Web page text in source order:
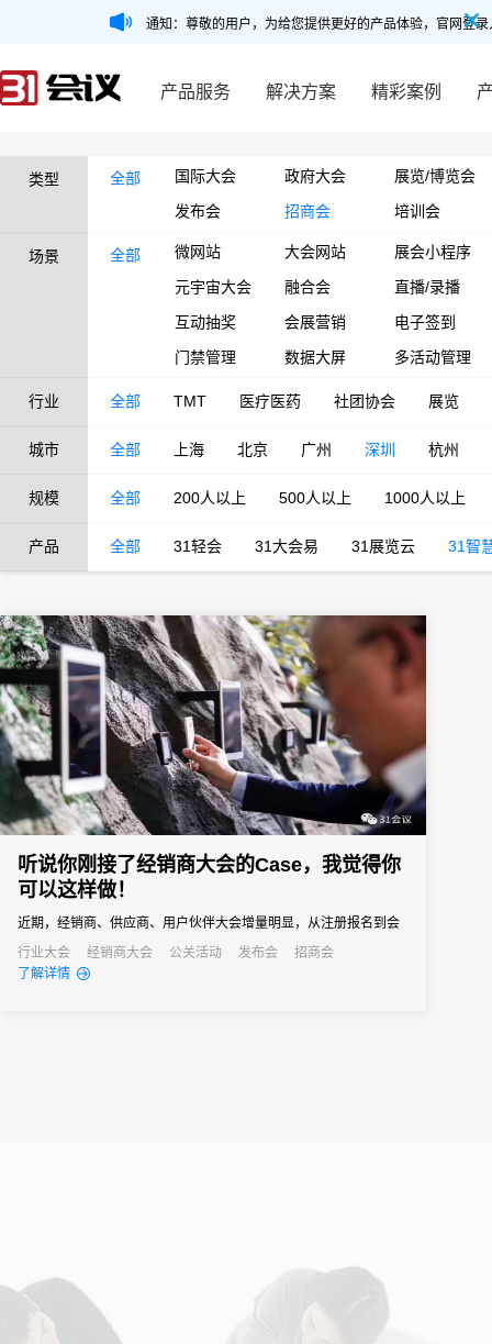
通知：尊敬的用户，为给您提供更好的产品体验，官网登
产品服务 解决方案 精彩案例
类型 全部 国际大会 政府大会
展览/博览会
发布会
招商会 培训会
场景 全部 微网站 大会网站
展会小程序
元宇宙大会
融合会
直播/录播
互动抽奖
会展营销
电子签到
门禁管理
数据大屏 多活动管理
行业 全部 TMT 医疗医药 社团协会 展览
城市 全部 上海 北京 广州 深圳 杭州
规模 全部 200人以上 500人以上 1000人以上
产品 全部 31轻会 31大会易 31展览云 31智
听说你刚接了经销商大会的Case，我觉得你
可以这样做！
近期，经销商、供应商、用户伙伴大会增量明显，从注册报名到会
议签到，从产品展示到会议活动，31会议助力活动变得与众不同。
行业大会 经销商大会 公关活动 发布会
招商会
了解详情